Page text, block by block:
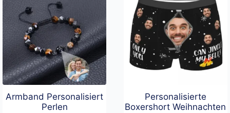
Armband Personalisiert
Perlen
Personalisierte
Boxershort Weihnachten